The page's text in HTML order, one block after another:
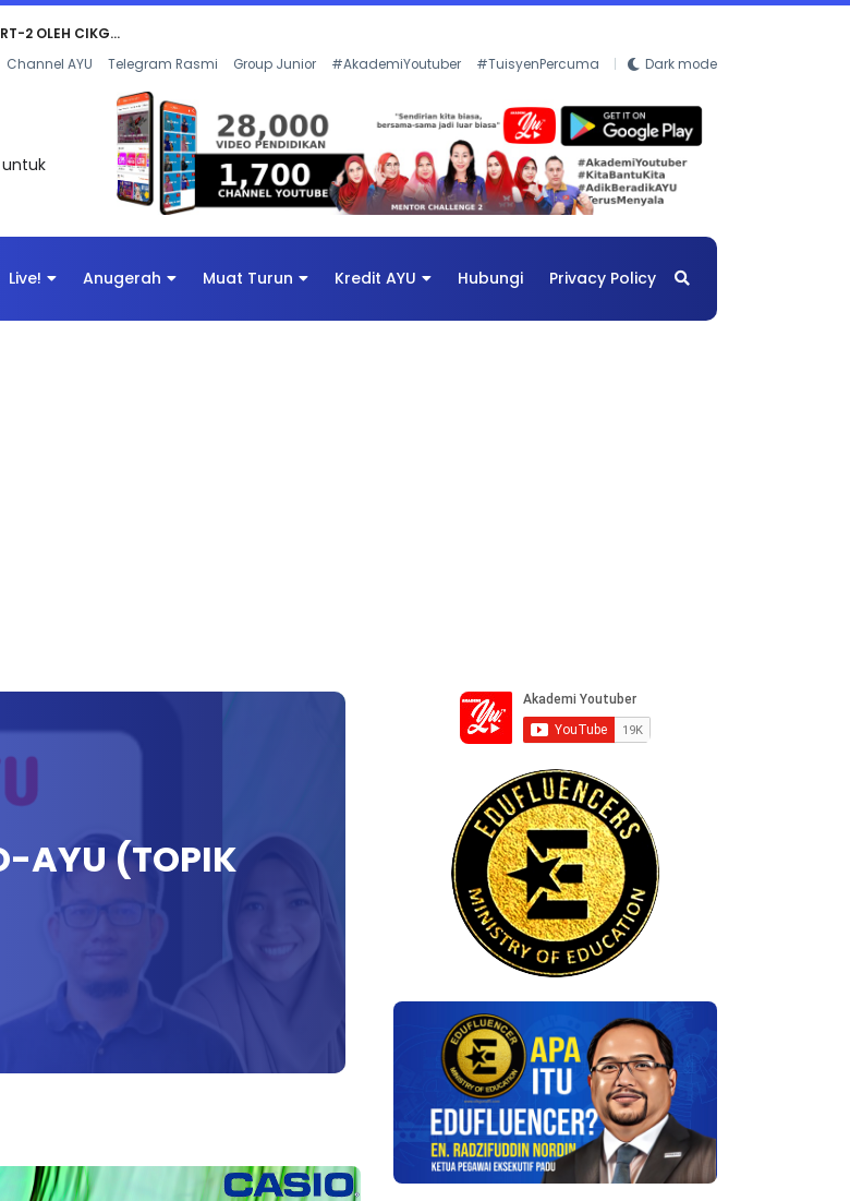
CIKGU WAN...
Channel AYU Telegram Rasmi Group Junior #AkademiYoutuber #TuisyenPercuma Dark mode
untuk
Live! Anugerah Muat Turun Kredit AYU Hubungi Privacy Policy
AYU (TOPIK